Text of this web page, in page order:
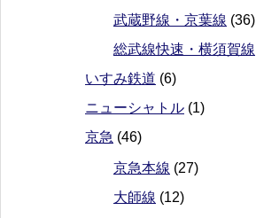
武蔵野線・京葉線 (36)
総武線快速・横須賀線
いすみ鉄道 (6)
ニューシャトル (1)
京急 (46)
京急本線 (27)
大師線 (12)